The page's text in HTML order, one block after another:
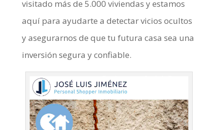
visitado más de 5.000 viviendas y estamos
aquí para ayudarte a detectar vicios ocultos
y asegurarnos de que tu futura casa sea una
inversión segura y confiable.